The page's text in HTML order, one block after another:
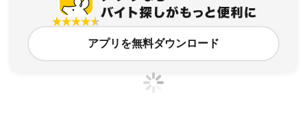
アプリを無料ダウンロード